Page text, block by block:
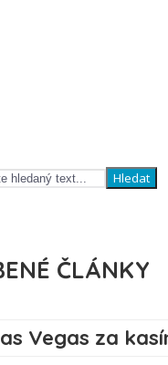
Hledat
ČLÁNKY